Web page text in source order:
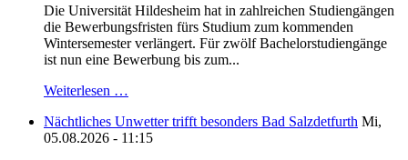
Die Universität Hildesheim hat in zahlreichen Studiengängen
die Bewerbungsfristen fürs Studium zum kommenden
Wintersemester verlängert. Für zwölf Bachelorstudiengänge
ist nun eine Bewerbung bis zum...
Weiterlesen …
Nächtliches Unwetter trifft besonders Bad Salzdetfurth Mi,
05.08.2026 - 11:15